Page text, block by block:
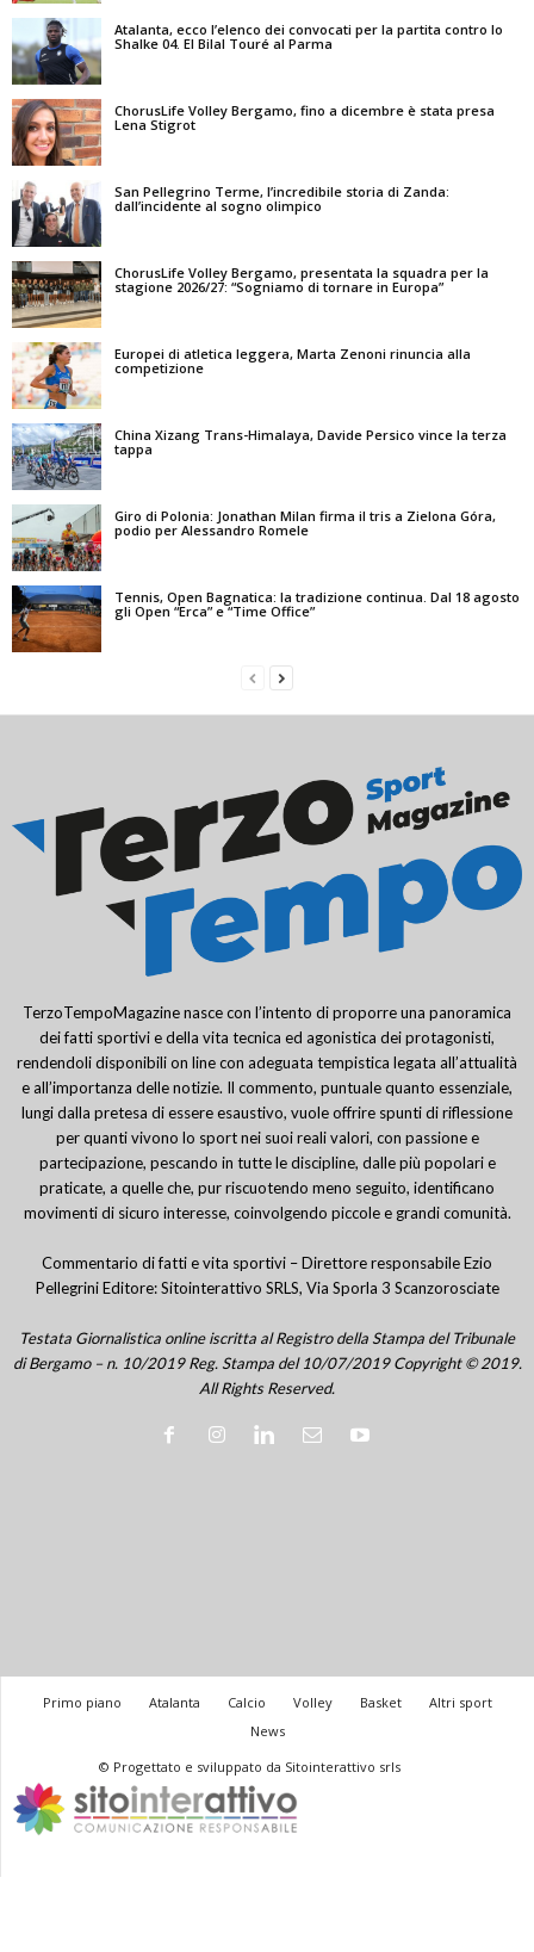
Atalanta, ecco l’elenco dei convocati per la partita contro lo
Shalke 04. El Bilal Touré al Parma
ChorusLife Volley Bergamo, fino a dicembre è stata presa
Lena Stigrot
San Pellegrino Terme, l’incredibile storia di Zanda:
dall’incidente al sogno olimpico
ChorusLife Volley Bergamo, presentata la squadra per la
stagione 2026/27: “Sogniamo di tornare in Europa”
Europei di atletica leggera, Marta Zenoni rinuncia alla
competizione
China Xizang Trans-Himalaya, Davide Persico vince la terza
tappa
Giro di Polonia: Jonathan Milan firma il tris a Zielona Góra,
podio per Alessandro Romele
Tennis, Open Bagnatica: la tradizione continua. Dal 18 agosto
gli Open “Erca” e “Time Office”
TerzoTempoMagazine nasce con l’intento di proporre una panoramica
dei fatti sportivi e della vita tecnica ed agonistica dei protagonisti,
rendendoli disponibili on line con adeguata tempistica legata all’attualità
e all’importanza delle notizie. Il commento, puntuale quanto essenziale,
lungi dalla pretesa di essere esaustivo, vuole offrire spunti di riflessione
per quanti vivono lo sport nei suoi reali valori, con passione e
partecipazione, pescando in tutte le discipline, dalle più popolari e
praticate, a quelle che, pur riscuotendo meno seguito, identificano
movimenti di sicuro interesse, coinvolgendo piccole e grandi comunità.
Commentario di fatti e vita sportivi – Direttore responsabile Ezio
Pellegrini Editore: Sitointerattivo SRLS, Via Sporla 3 Scanzorosciate
Testata Giornalistica online iscritta al Registro della Stampa del Tribunale
di Bergamo – n. 10/2019 Reg. Stampa del 10/07/2019 Copyright © 2019.
All Rights Reserved.
Primo piano Atalanta Calcio Volley Basket
Altri sport
News
© Progettato e sviluppato da Sitointerattivo srls